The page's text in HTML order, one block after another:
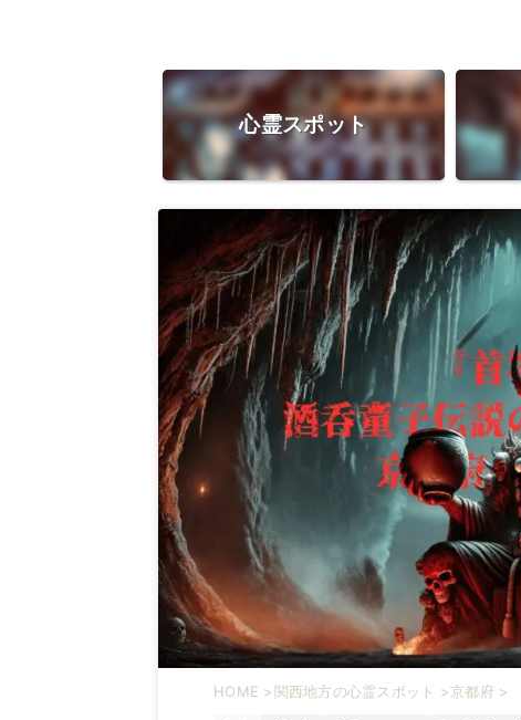
心霊スポット
HOME >関西地方の心霊スポット >京都府 >